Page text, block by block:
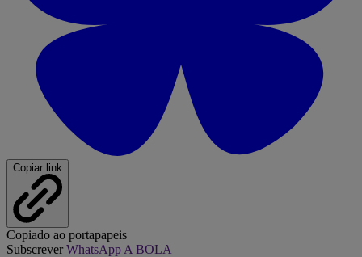
Copiar link
Copiado ao portapapeis
SubscreverWhatsApp A BOLA